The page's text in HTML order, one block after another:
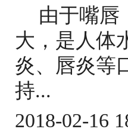
由于嘴唇
大，是人体
炎、唇炎等
持...
2018-02-16